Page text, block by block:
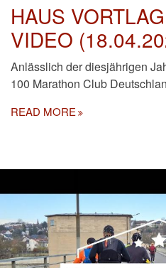
HAUS
VIDEO
Anlässlich der diesjährigen
100 Marathon Club
READ MORE